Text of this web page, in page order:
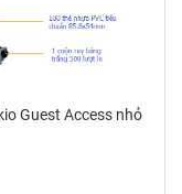
Guest Access nhỏ